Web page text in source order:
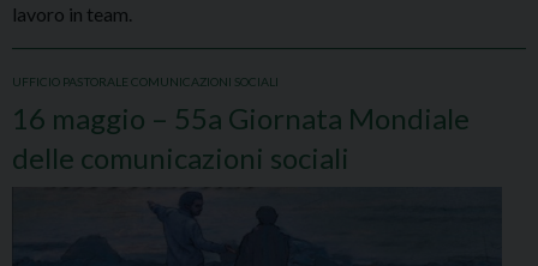
lavoro in team.
UFFICIO PASTORALE COMUNICAZIONI SOCIALI
16 maggio – 55a Giornata Mondiale
delle comunicazioni sociali